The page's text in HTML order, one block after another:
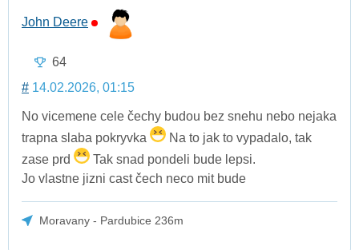
John Deere
64
# 14.02.2026, 01:15
No vicemene cele čechy budou bez snehu nebo nejaka
trapna slaba pokryvka
Na to jak to vypadalo, tak
zase prd
Tak snad pondeli bude lepsi.
Jo vlastne jizni cast čech neco mit bude
Moravany - Pardubice 236m